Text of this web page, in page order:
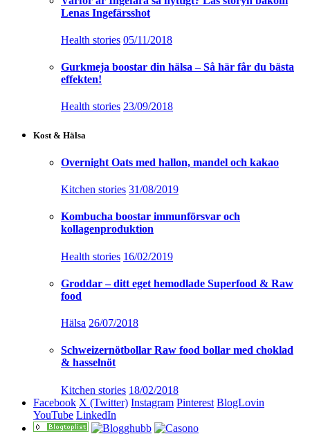
Lenas Ingefärsshot
Health stories 05/11/2018
Gurkmeja boostar din hälsa – Så här får du bästa
effekten!
Health stories 23/09/2018
Kost & Hälsa
Overnight Oats med hallon, mandel och kakao
Kitchen stories 31/08/2019
Kombucha boostar immunförsvar och
kollagenproduktion
Health stories 16/02/2019
Groddar – ditt eget hemodlade Superfood & Raw
food
Hälsa 26/07/2018
Schweizernötbollar Raw food bollar med choklad
& hasselnöt
Kitchen stories 18/02/2018
Facebook X (Twitter) Instagram Pinterest BlogLovin
YouTube LinkedIn